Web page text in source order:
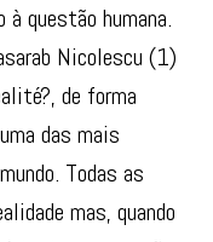
questão humana.
Nicolescu (1)
de forma
das mais
Todas as
mas, quando